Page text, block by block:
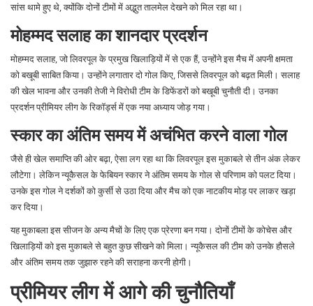
सांस थामे हुए थे, क्योंकि दोनों टीमों में अद्भुत तालमेल देखने को मिल रहा था।
मोहम्मद सलाह का शानदार प्रदर्शन
मोहम्मद सलाह, जो लिवरपूल के प्रमुख खिलाड़ियों में से एक हैं, उन्होंने इस मैच में अपनी क्षमता
को बखूबी साबित किया। उन्होंने लगातार दो गोल किए, जिससे लिवरपूल को बढ़त मिली। सलाह
की खेल भावना और उनकी तेजी ने विरोधी टीम के डिफेंडरों को बखूबी चुनौती दी। उनका
प्रदर्शन प्रीमियर लीग के रिकॉर्ड्स में एक नया अध्याय जोड़ गया।
स्कार का अंतिम समय में अचंभित करने वाला गोल
जैसे ही खेल समाप्ति की ओर बढ़ा, ऐसा लग रहा था कि लिवरपूल इस मुकाबले से तीन अंक लेकर
लौटेगा। लेकिन न्यूकैसल के फेबियन स्कार ने अंतिम समय के गोल से परिणाम को पलट दिया।
उनके इस गोल ने दर्शकों को कुर्सी से उठा दिया और मैच को एक नाटकीय मोड़ पर लाकर खड़ा
कर दिया।
यह मुकाबला इस सीजन के अन्य मैचों के लिए एक प्रेरणा बन गया। दोनों टीमों के कोचेस और
खिलाड़ियों को इस मुकाबले से बहुत कुछ सीखने को मिला। न्यूकैसल की टीम को उनके हौसले
और अंतिम समय तक जुझारु रहने की सराहना करनी होगी।
प्रीमियर लीग में आगे की चुनौतियाँ